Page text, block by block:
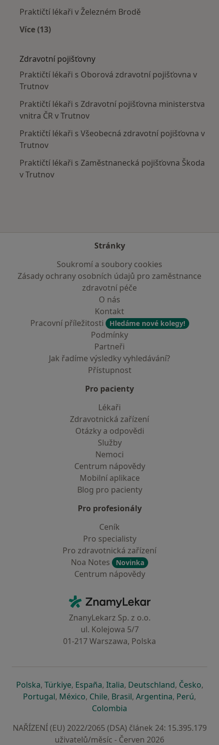
Praktičtí lékaři v Železném Brodě
Více (13)
Zdravotní pojišťovny
Praktičtí lékaři s Oborová zdravotní pojišťovna v
Trutnov
Praktičtí lékaři s Zdravotní pojišťovna ministerstva
vnitra ČR v Trutnov
Praktičtí lékaři s Všeobecná zdravotní pojišťovna v
Trutnov
Praktičtí lékaři s Zaměstnanecká pojišťovna Škoda
v Trutnov
Stránky
Soukromí a soubory cookies
Zásady ochrany osobních údajů pro zaměstnance
zdravotní péče
O nás
Kontakt
Pracovní příležitosti
Hledáme nové kolegy!
Podmínky
Partneři
Jak řadíme výsledky vyhledávání?
Přístupnost
Pro pacienty
Lékaři
Zdravotnická zařízení
Otázky a odpovědi
Služby
Nemoci
Centrum nápovědy
Mobilní aplikace
Blog pro pacienty
Pro profesionály
Ceník
Pro specialisty
Pro zdravotnická zařízení
Noa Notes
Novinka
Centrum nápovědy
ZnamyLekar - Hlavní stránka
ZnanyLekarz Sp. z o.o.
ul. Kolejowa 5/7
01-217 Warszawa, Polska
Polskase otevře v nové záložce
, Türkiyese otevře v nové záložce
, Españase otevře v nové záložce
, Italiase otevře v nové záložce
, Deutschlandse otevře v
, Českose
,
Portugalse otevře v nové záložce
, Méxicose otevře v nové záložce
, Chilese otevře v nové záložce
, Brasilse otevře v nové
, Argentinase otevře v
, Perúse
,
Colombia
NAŘÍZENÍ (EU) 2022/2065 (DSA) článek 24: 15.395.179
uživatelů/měsíc - Červen 2026